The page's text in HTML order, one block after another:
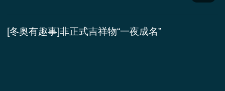
[冬奥有趣事]非正式吉祥物“一夜成名”